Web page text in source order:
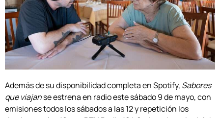
Además de su disponibilidad completa en Spotify, Sabores
que viajanse estrena en radio este sábado 9 de mayo, con
emisiones todos los sábados a las 12 y repetición los